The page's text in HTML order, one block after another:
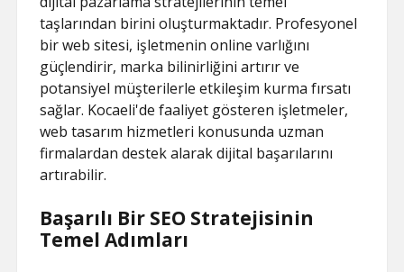
taşlarından birini oluşturmaktadır. Profesyonel
bir web sitesi, işletmenin online varlığını
güçlendirir, marka bilinirliğini artırır ve
potansiyel müşterilerle etkileşim kurma fırsatı
sağlar. Kocaeli'de faaliyet gösteren işletmeler,
web tasarım hizmetleri konusunda uzman
firmalardan destek alarak dijital başarılarını
artırabilir.
Başarılı Bir SEO Stratejisinin
Temel Adımları